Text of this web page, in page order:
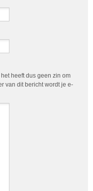
heeft dus geen zin om
van dit bericht wordt je e-